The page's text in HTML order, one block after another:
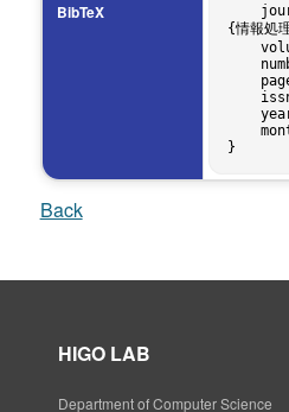
BibTeX
{情報処
Back
HIGO LAB
Department of Computer Science